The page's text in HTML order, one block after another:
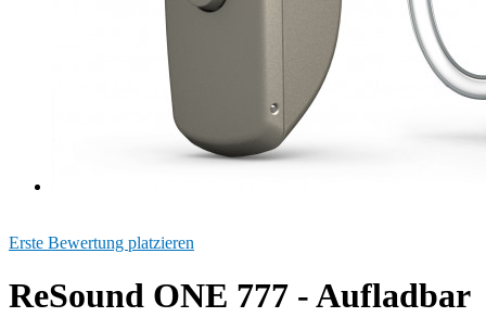
Erste Bewertung platzieren
ReSound ONE 777 - Aufladbar